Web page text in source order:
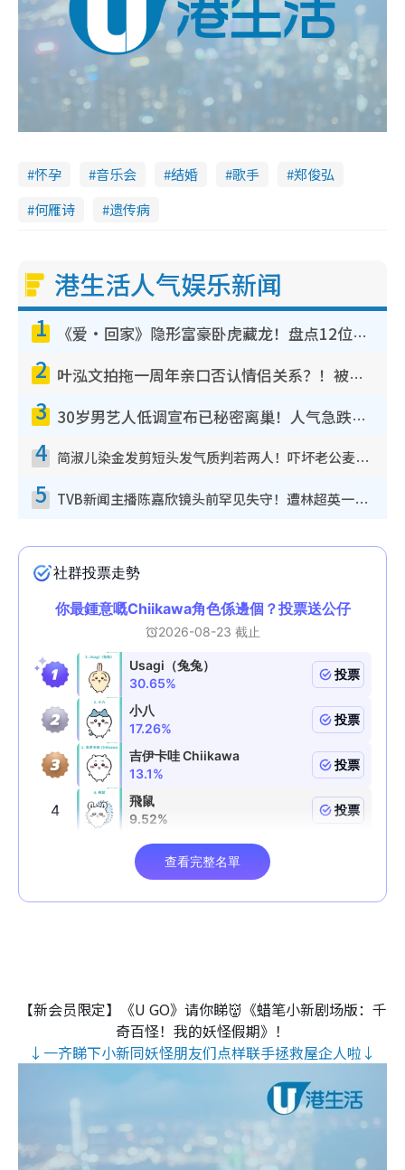
怀孕 音乐会 结婚 歌手
郑俊弘
何雁诗
遗传病
港生活人气娱乐新闻
1 《爱·回家》隐形富豪卧虎藏龙！盘点12位财气逼人的有钱艺人：这位美女3亿身家不愁做
2 叶泓文拍拖一周年亲口否认情侣关系？！被质疑感情造假竟称GM“普通同事”
3 30岁男艺人低调宣布已秘密离巢！人气急跌变失踪人口：“这几年过得并不容易”
4 简淑儿染金发剪短头发气质判若两人！吓坏老公麦大力都认不出：“你做什么？”
5 TVB新闻主播陈嘉欣镜头前罕见失守！遭林超英一句话突袭吓坏当场大笑
【新会员限定】《U GO》请你睇👹《蜡笔小新剧场版：千
奇百怪！我的妖怪假期》！
↓一齐睇下小新同妖怪朋友们点样联手拯救屋企人啦↓